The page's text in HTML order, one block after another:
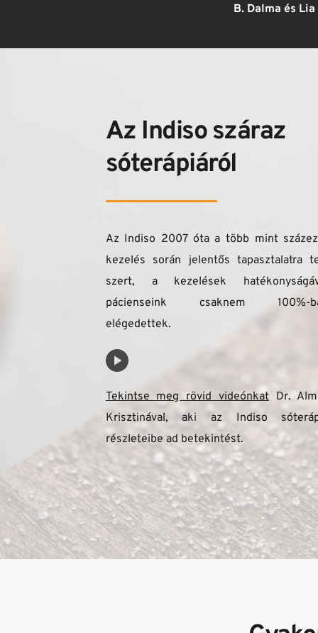
Az Indiso száraz
sóterápiáról
Az Indiso 2007 óta a több mint
kezelés során jelentős tapasztalatra
szert, a kezelések
pácienseink csaknem 100%-
elégedettek.
Tekintse meg rövid videónkat Dr.
Krisztinával, aki az Indiso
részleteibe ad betekintést.